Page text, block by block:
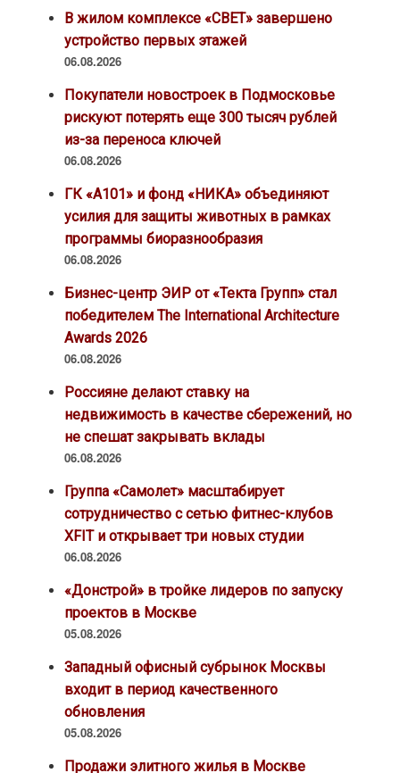
В жилом комплексе «СВЕТ» завершено
устройство первых этажей
06.08.2026
Покупатели новостроек в Подмосковье
рискуют потерять еще 300 тысяч рублей
из-за переноса ключей
06.08.2026
ГК «А101» и фонд «НИКА» объединяют
усилия для защиты животных в рамках
программы биоразнообразия
06.08.2026
Бизнес-центр ЭИР от «Текта Групп» стал
победителем The International Architecture
Awards 2026
06.08.2026
Россияне делают ставку на
недвижимость в качестве сбережений, но
не спешат закрывать вклады
06.08.2026
Группа «Самолет» масштабирует
сотрудничество с сетью фитнес-клубов
XFIT и открывает три новых студии
06.08.2026
«Донстрой» в тройке лидеров по запуску
проектов в Москве
05.08.2026
Западный офисный субрынок Москвы
входит в период качественного
обновления
05.08.2026
Продажи элитного жилья в Москве